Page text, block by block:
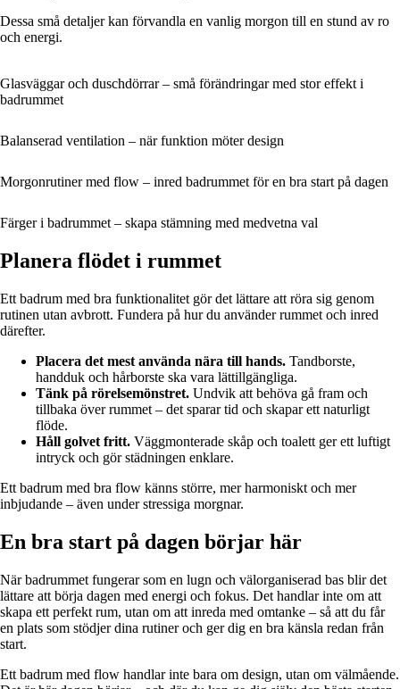
Dessa små detaljer kan förvandla en vanlig morgon till en stund av ro
och energi.
Glasväggar och duschdörrar – små förändringar med stor effekt i
badrummet
Balanserad ventilation – när funktion möter design
Morgonrutiner med flow – inred badrummet för en bra start på dagen
Färger i badrummet – skapa stämning med medvetna val
Planera flödet i rummet
Ett badrum med bra funktionalitet gör det lättare att röra sig genom
rutinen utan avbrott. Fundera på hur du använder rummet och inred
därefter.
Placera det mest använda nära till hands. Tandborste,
handduk och hårborste ska vara lättillgängliga.
Tänk på rörelsemönstret. Undvik att behöva gå fram och
tillbaka över rummet – det sparar tid och skapar ett naturligt
flöde.
Håll golvet fritt. Väggmonterade skåp och toalett ger ett luftigt
intryck och gör städningen enklare.
Ett badrum med bra flow känns större, mer harmoniskt och mer
inbjudande – även under stressiga morgnar.
En bra start på dagen börjar här
När badrummet fungerar som en lugn och välorganiserad bas blir det
lättare att börja dagen med energi och fokus. Det handlar inte om att
skapa ett perfekt rum, utan om att inreda med omtanke – så att du får
en plats som stödjer dina rutiner och ger dig en bra känsla redan från
start.
Ett badrum med flow handlar inte bara om design, utan om välmående.